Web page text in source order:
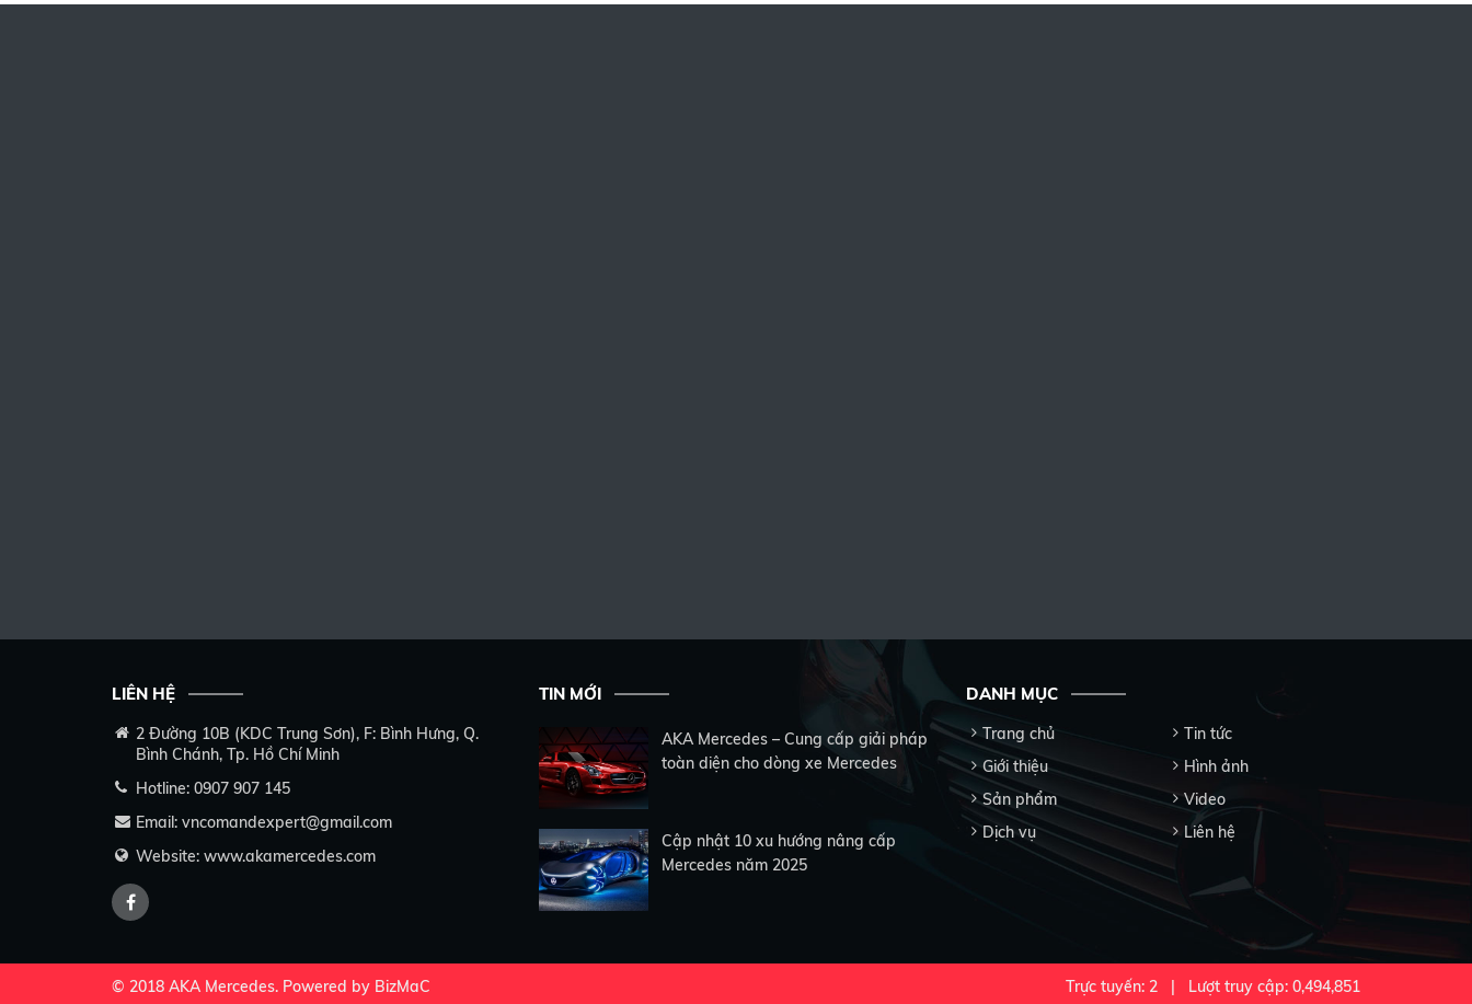
LIÊN HỆ
2 Đường 10B (KDC Trung Sơn), F: Bình Hưng, Q.
Bình Chánh, Tp. Hồ Chí Minh
Hotline: 0907 907 145
Email: vncomandexpert@gmail.com
Website: www.akamercedes.com
TIN MỚI
AKA Mercedes – Cung cấp giải pháp
toàn diện cho dòng xe Mercedes
Cập nhật 10 xu hướng nâng cấp
Mercedes năm 2025
DANH MỤC
Trang chủ
Giới thiệu
Sản phẩm
Dịch vụ
Tin tức
Hình ảnh
Video
Liên hệ
© 2018 AKA Mercedes. Powered by BizMaC Trực tuyến: 2 | Lượt truy cập: 0,494,851